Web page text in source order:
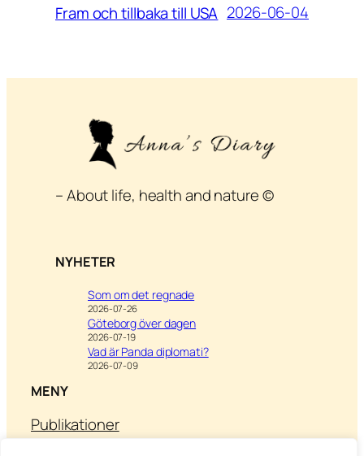
Fram och tillbaka till USA 2026-06-04
– About life, health and nature ©
NYHETER
Som om det regnade
2026-07-26
Göteborg över dagen
2026-07-19
Vad är Panda diplomati?
2026-07-09
MENY
Publikationer
Om Anna